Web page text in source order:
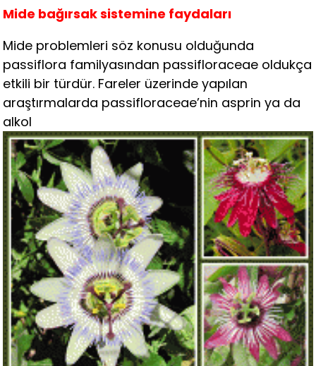
Mide bağırsak sistemine faydaları
Mide problemleri söz konusu olduğunda
passiflora familyasından passifloraceae oldukça
etkili bir türdür. Fareler üzerinde yapılan
araştırmalarda passifloraceae’nin asprin ya da
alkol